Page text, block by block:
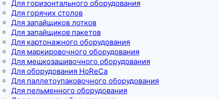
Для горизонтального оборудования
Для горячих столов
Для запайщиков лотков
Для запайщиков пакетов
Для картонажного оборудования
Для маркировочного оборудования
Для мешкозашивочного оборудования
Для оборудования HoReCa
Для паллетоупаковочного оборудования
Для пельменного оборудования